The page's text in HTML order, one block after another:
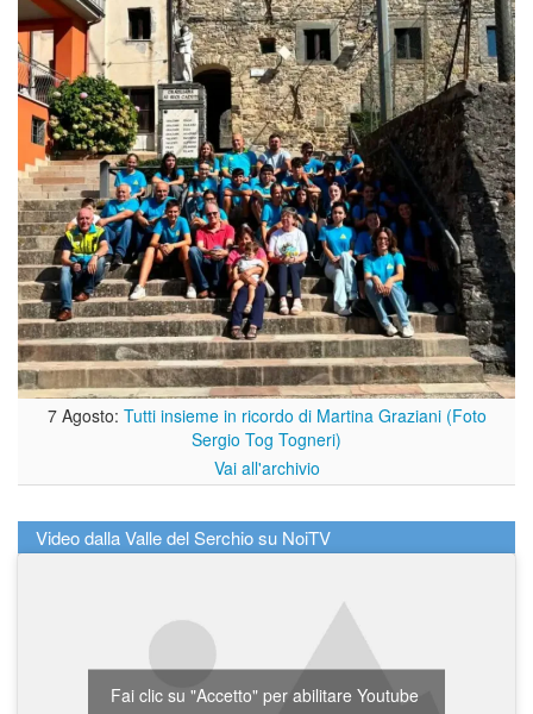
7 Agosto: Tutti insieme in ricordo di Martina Graziani (Foto
Sergio Tog Togneri)
Vai all'archivio
Video dalla Valle del Serchio su NoiTV
Fai clic su "Accetto" per abilitare Youtube